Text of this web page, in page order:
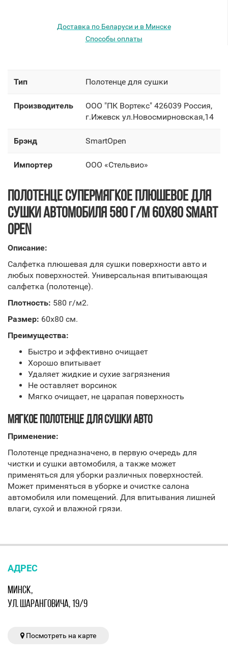
Доставка по Беларуси и в Минске
Способы оплаты
Тип Полотенце для сушки
Производитель
OOO "ПК Вортекс" 426039 Россия,
г.Ижевск ул.Новосмирновская,14
Брэнд SmartOpen
Импортер OOO «Стельвио»
ПОЛОТЕНЦЕ СУПЕРМЯГКОЕ ПЛЮШЕВОЕ ДЛЯ
СУШКИ АВТОМОБИЛЯ 580 Г/М 60Х80 SMART
OPEN
Описание:
Салфетка плюшевая для сушки поверхности авто и
любых поверхностей. Универсальная впитывающая
салфетка (полотенце).
Плотность: 580 г/м2.
Размер: 60х80 см.
Преимущества:
Быстро и эффективно очищает
Хорошо впитывает
Удаляет жидкие и сухие загрязнения
Не оставляет ворсинок
Мягко очищает, не царапая поверхность
МЯГКОЕ ПОЛОТЕНЦЕ ДЛЯ СУШКИ АВТО
Применение:
Полотенце предназначено, в первую очередь для
чистки и сушки автомобиля, а также может
применяться для уборки различных поверхностей.
Может применяться в уборке и очистке салона
автомобиля или помещений. Для впитывания лишней
влаги, сухой и влажной грязи.
АДРЕС
МИНСК,
УЛ. ШАРАНГОВИЧА, 19/9
Посмотреть на карте